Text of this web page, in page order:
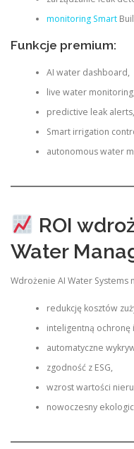
monitoring Smart
Funkcje premium:
AI water dashboard,
live water monitoring,
predictive leak alerts,
Smart irrigation
autonomous water
ROI
Water
Wdrożenie AI Water Systems
redukcję kosztów
inteligentną ochronę
automatyczne
zgodność z ESG,
wzrost wartości
nowoczesny